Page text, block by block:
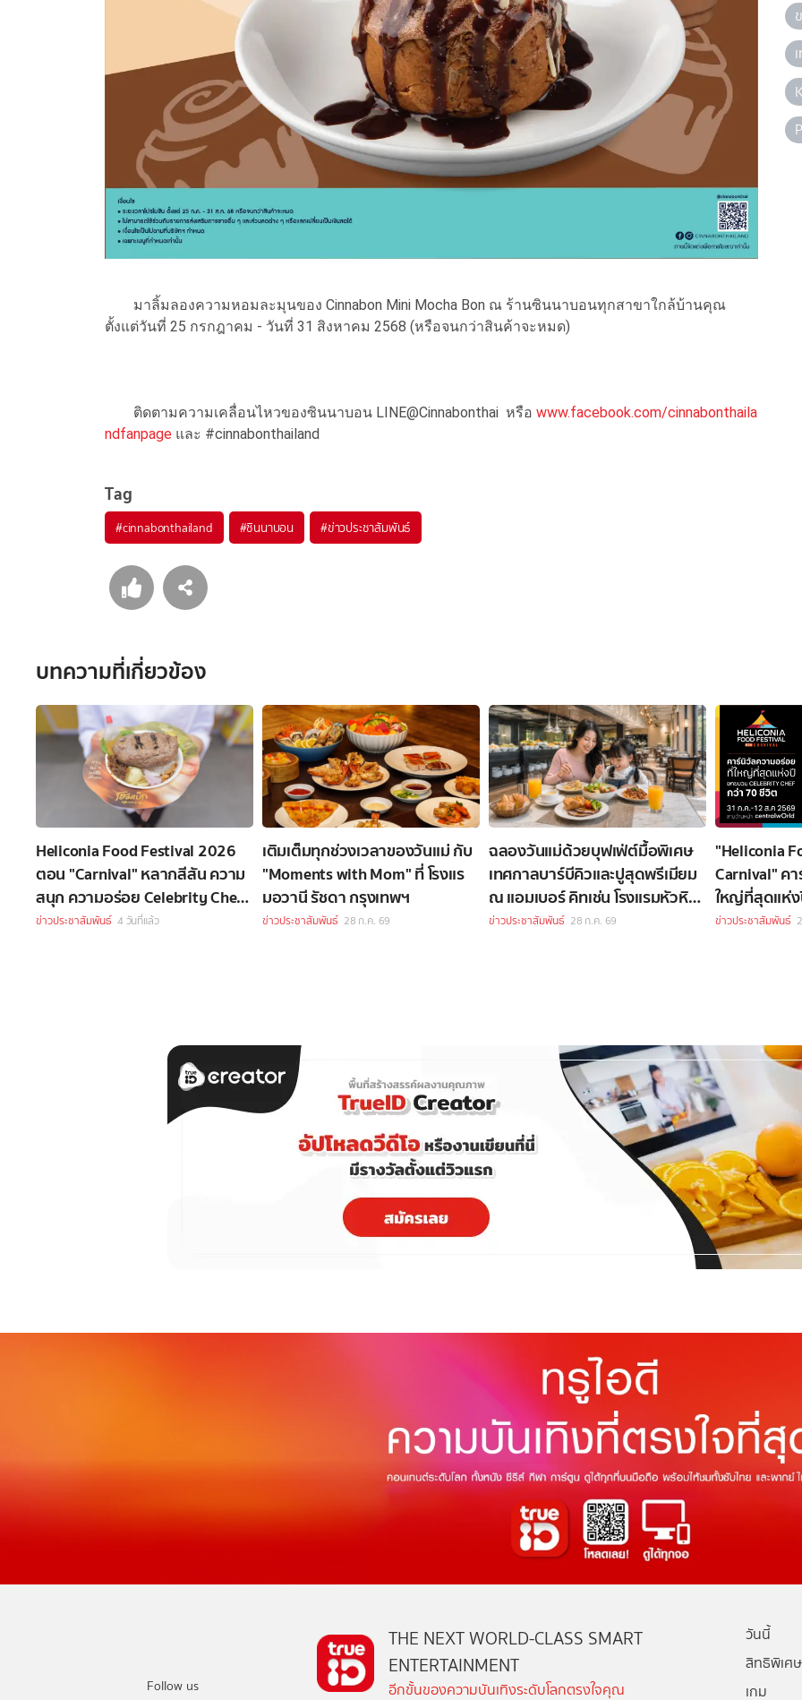
มาลิ้มลองความหอมละมุนของ Cinnabon Mini Mocha Bon ณ ร้านซินนาบอนทุกสาขาใกล้บ้านคุณ
ตั้งแต่วันที่ 25 กรกฎาคม - วันที่ 31 สิงหาคม 2568 (หรือจนกว่าสินค้าจะหมด)
ติดตามความเคลื่อนไหวของซินนาบอน LINE@Cinnabonthai หรือ www.facebook.com/cinnabonthaila
ndfanpage และ #cinnabonthailand
Tag
#cinnabonthailand #ซินนาบอน #ข่าวประชาสัมพันธ์
บทความที่เกี่ยวข้อง
Heliconia Food Festival 2026
ตอน "Carnival" หลากสีสัน ความ
สนุก ความอร่อย Celebrity Chef
กว่า 70 ชีวิต
ข่าวประชาสัมพันธ์ 4 วันที่แล้ว
เติมเต็มทุกช่วงเวลาของวันแม่ กับ
"Moments with Mom" ที่ โรงแร
มอวานี รัชดา กรุงเทพฯ
ข่าวประชาสัมพันธ์ 28 ก.ค. 69
ฉลองวันแม่ด้วยบุฟเฟ่ต์มื้อพิเศษ
เทศกาลบาร์บีคิวและปูสุดพรีเมียม
ณ แอมเบอร์ คิทเช่น โรงแรมหัวหิน
แมริออท รีสอร์ท และ สปา
ข่าวประชาสัมพันธ์ 28 ก.ค. 69
"Heliconia
Carnival" ค
ใหญ่ที่สุดแห่
กว่า 70 ชีวิต
ข่าวประชาสัมพันธ์
Follow us
THE NEXT WORLD-CLASS SMART
ENTERTAINMENT
อีกขั้นของความบันเทิงระดับโลกตรงใจคุณ
วันนี้
สิทธิพิเศษ
เกม